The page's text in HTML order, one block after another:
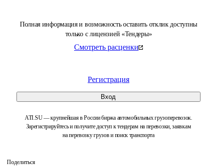
Полная информация и возможность оставить отклик доступны
только с лицензией «Тендеры»
Смотреть расценки
Регистрация
Вход
ATI.SU — крупнейшая в России биржа автомобильных грузоперевозок.
Зарегистрируйтесь и получите доступ к тендерам на перевозки, заявкам
на перевозку грузов и поиск транспорта
Поделиться